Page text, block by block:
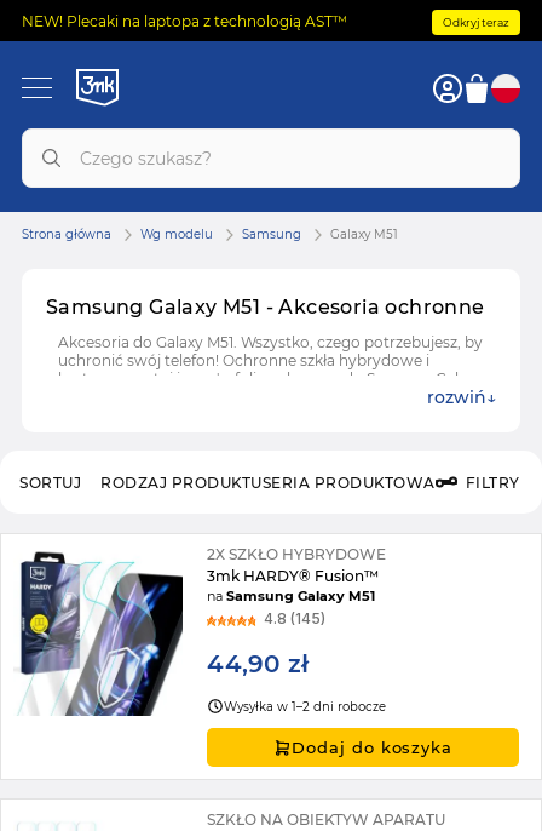
NEW! Plecaki na laptopa z technologią AST™ Odkryj teraz
Samsung Galaxy M51 - Akcesoria ochronne
Akcesoria do Galaxy M51. Wszystko, czego potrzebujesz, by
uchronić swój telefon! Ochronne szkła hybrydowe i
hartowane, etui i case'y, folie ochronne do SamsungGalaxy
rozwiń
Strona główna Wg modelu Samsung Galaxy M51
RODZAJ PRODUKTUSERIA PRODUKTOWA FILTRY
SORTUJ
2X SZKŁO HYBRYDOWE
3mk HARDY® Fusion™
naSamsung Galaxy M51
4.8 (145)
44,90 zł
Wysyłka w 1–2 dni robocze
Dodaj do koszyka
SZKŁO NA OBIEKTYW APARATU